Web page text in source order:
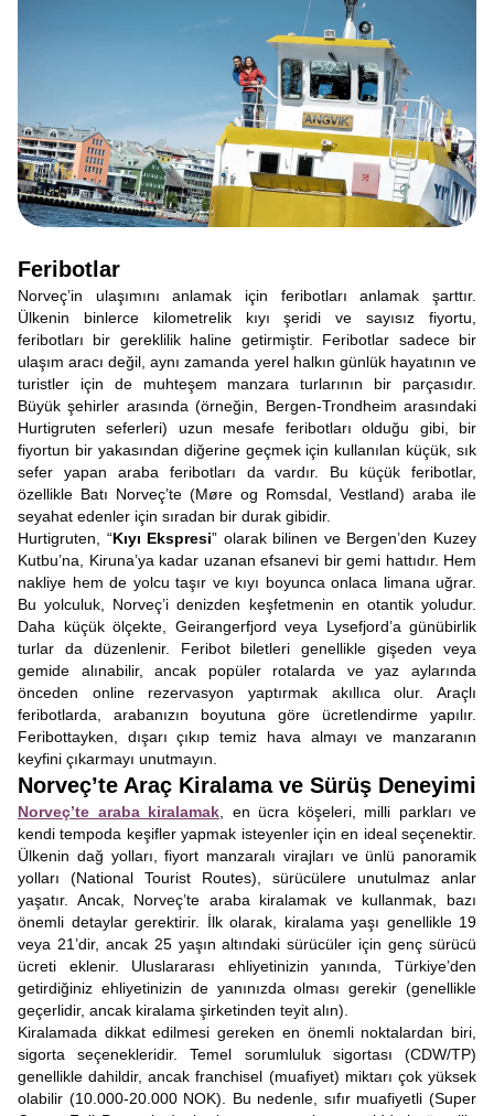
Feribotlar
Norveç’in ulaşımını anlamak için feribotları anlamak şarttır.
Ülkenin binlerce kilometrelik kıyı şeridi ve sayısız fiyortu,
feribotları bir gereklilik haline getirmiştir. Feribotlar sadece bir
ulaşım aracı değil, aynı zamanda yerel halkın günlük hayatının ve
turistler için de muhteşem manzara turlarının bir parçasıdır.
Büyük şehirler arasında (örneğin, Bergen-Trondheim arasındaki
Hurtigruten seferleri) uzun mesafe feribotları olduğu gibi, bir
fiyortun bir yakasından diğerine geçmek için kullanılan küçük, sık
sefer yapan araba feribotları da vardır. Bu küçük feribotlar,
özellikle Batı Norveç’te (Møre og Romsdal, Vestland) araba ile
seyahat edenler için sıradan bir durak gibidir.
Hurtigruten, “Kıyı Ekspresi” olarak bilinen ve Bergen’den Kuzey
Kutbu’na, Kiruna’ya kadar uzanan efsanevi bir gemi hattıdır. Hem
nakliye hem de yolcu taşır ve kıyı boyunca onlaca limana uğrar.
Bu yolculuk, Norveç’i denizden keşfetmenin en otantik yoludur.
Daha küçük ölçekte, Geirangerfjord veya Lysefjord’a günübirlik
turlar da düzenlenir. Feribot biletleri genellikle gişeden veya
gemide alınabilir, ancak popüler rotalarda ve yaz aylarında
önceden online rezervasyon yaptırmak akıllıca olur. Araçlı
feribotlarda, arabanızın boyutuna göre ücretlendirme yapılır.
Feribottayken, dışarı çıkıp temiz hava almayı ve manzaranın
keyfini çıkarmayı unutmayın.
Norveç’te Araç Kiralama ve Sürüş Deneyimi
Norveç’te araba kiralamak , en ücra köşeleri, milli parkları ve
kendi tempoda keşifler yapmak isteyenler için en ideal seçenektir.
Ülkenin dağ yolları, fiyort manzaralı virajları ve ünlü panoramik
yolları (National Tourist Routes), sürücülere unutulmaz anlar
yaşatır. Ancak, Norveç’te araba kiralamak ve kullanmak, bazı
önemli detaylar gerektirir. İlk olarak, kiralama yaşı genellikle 19
veya 21’dir, ancak 25 yaşın altındaki sürücüler için genç sürücü
ücreti eklenir. Uluslararası ehliyetinizin yanında, Türkiye’den
getirdiğiniz ehliyetinizin de yanınızda olması gerekir (genellikle
geçerlidir, ancak kiralama şirketinden teyit alın).
Kiralamada dikkat edilmesi gereken en önemli noktalardan biri,
sigorta seçenekleridir. Temel sorumluluk sigortası (CDW/TP)
genellikle dahildir, ancak franchisel (muafiyet) miktarı çok yüksek
olabilir (10.000-20.000 NOK). Bu nedenle, sıfır muafiyetli (Super